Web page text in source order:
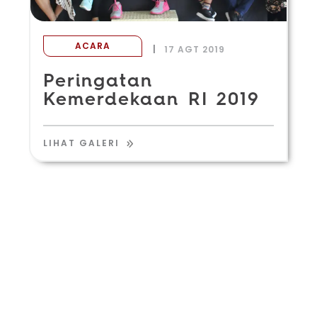
ACARA 17 AGT 2019
Peringatan
Kemerdekaan RI 2019
LIHAT GALERI